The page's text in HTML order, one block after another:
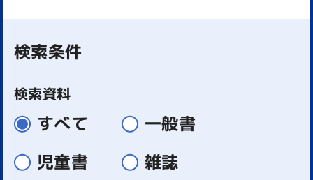
検索条件
検索資料
すべて
一般書
児童書
雑誌